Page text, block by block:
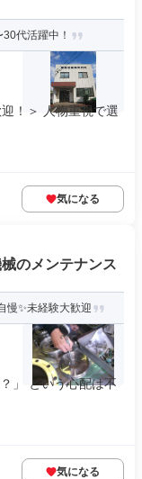
代活躍中！
！＞ 人物重視で選
気になる
のメンテナンス
慢✨未経験大歓迎
」 という心配は不
気になる